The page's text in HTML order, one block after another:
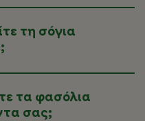
τη σόγια
τα φασόλια
σας;